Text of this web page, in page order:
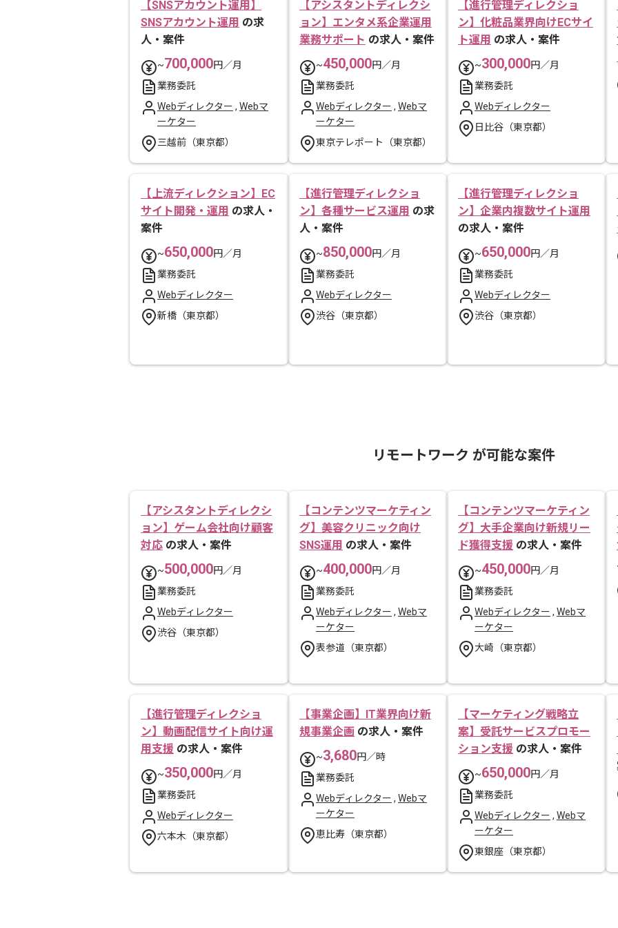
【SNSアカウント運用】
SNSアカウント運用 の求
人・案件
~700,000円／月
業務委託
Webディレクター , Webマ
ーケター
三越前（東京都）
【アシスタントディレクシ
ョン】エンタメ系企業運用
業務サポート の求人・案件
~450,000円／月
業務委託
Webディレクター , Webマ
ーケター
東京テレポート（東京都）
【進行管理ディレクショ
ン】化粧品業界向けECサイ
ト運用 の求人・案件
~300,000円／月
業務委託
Webディレクター
日比谷（東京都）
【上流ディレクション】EC
サイト開発・運用 の求人・
案件
~650,000円／月
業務委託
Webディレクター
新橋（東京都）
【進行管理ディレクショ
ン】各種サービス運用 の求
人・案件
~850,000円／月
業務委託
Webディレクター
渋谷（東京都）
【進行管理ディレクショ
ン】企業内複数サイト運用
の求人・案件
~650,000円／月
業務委託
Webディレクター
渋谷（東京都）
リモートワーク が可能な案件
【アシスタントディレクシ
ョン】ゲーム会社向け顧客
対応 の求人・案件
~500,000円／月
業務委託
Webディレクター
渋谷（東京都）
【コンテンツマーケティン
グ】美容クリニック向け
SNS運用 の求人・案件
~400,000円／月
業務委託
Webディレクター , Webマ
ーケター
表参道（東京都）
【コンテンツマーケティン
グ】大手企業向け新規リー
ド獲得支援 の求人・案件
~450,000円／月
業務委託
Webディレクター , Webマ
ーケター
大崎（東京都）
【進行管理ディレクショ
ン】動画配信サイト向け運
用支援 の求人・案件
~350,000円／月
業務委託
Webディレクター
六本木（東京都）
【事業企画】IT業界向け新
規事業企画 の求人・案件
~3,680円／時
業務委託
Webディレクター , Webマ
ーケター
恵比寿（東京都）
【マーケティング戦略立
案】受託サービスプロモー
ション支援 の求人・案件
~650,000円／月
業務委託
Webディレクター , Webマ
ーケター
東銀座（東京都）